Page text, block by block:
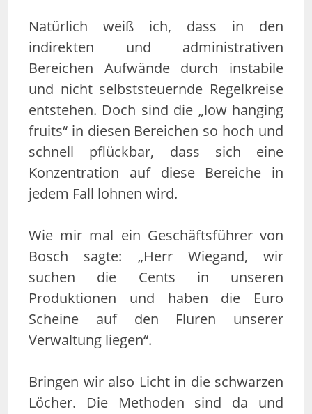
Natürlich weiß ich, dass in den
indirekten und administrativen
Bereichen Aufwände durch instabile
und nicht selbststeuernde Regelkreise
entstehen. Doch sind die „low hanging
fruits“ in diesen Bereichen so hoch und
schnell pflückbar, dass sich eine
Konzentration auf diese Bereiche in
jedem Fall lohnen wird.
Wie mir mal ein Geschäftsführer von
Bosch sagte: „Herr Wiegand, wir
suchen die Cents in unseren
Produktionen und haben die Euro
Scheine auf den Fluren unserer
Verwaltung liegen“.
Bringen wir also Licht in die schwarzen
Löcher. Die Methoden sind da und